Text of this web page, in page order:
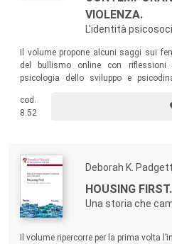
VIOLENZA.
L'identità
Il volume propone alcuni saggi sui
del bullismo online con riflessioni
psicologia dello sviluppo e
e delle scienze della comunicazione.
cod.
8.52
Deborah K.
HOUSING FIRST.
Una storia che
Il volume ripercorre per la prima volta